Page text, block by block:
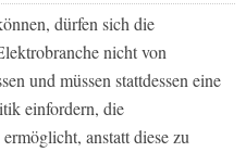
dürfen sich die
nicht von
und müssen stattdessen eine
einfordern, die
anstatt diese zu